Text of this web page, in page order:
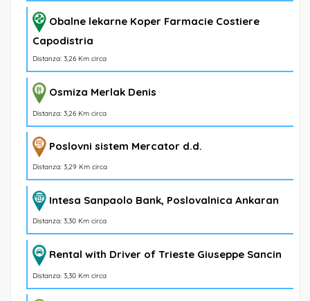
Obalne lekarne Koper Farmacie Costiere
Capodistria
Distanza: 3,26 Km circa
Osmiza Merlak Denis
Distanza: 3,26 Km circa
Poslovni sistem Mercator d.d.
Distanza: 3,29 Km circa
Intesa Sanpaolo Bank, Poslovalnica Ankaran
Distanza: 3,30 Km circa
Rental with Driver of Trieste Giuseppe Sancin
Distanza: 3,30 Km circa